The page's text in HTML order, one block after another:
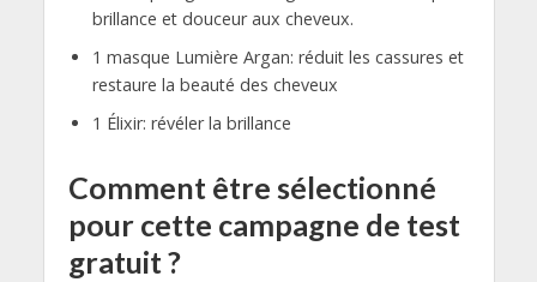
brillance et douceur aux cheveux.
1 masque Lumière Argan: réduit les cassures et
restaure la beauté des cheveux
1 Élixir: révéler la brillance
Comment être sélectionné
pour cette campagne de test
gratuit ?